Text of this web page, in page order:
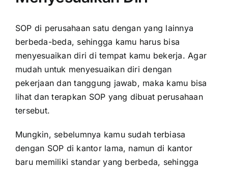
SOP di perusahaan satu dengan yang lainnya
berbeda-beda, sehingga kamu harus bisa
menyesuaikan diri di tempat kamu bekerja. Agar
mudah untuk menyesuaikan diri dengan
pekerjaan dan tanggung jawab, maka kamu bisa
lihat dan terapkan SOP yang dibuat perusahaan
tersebut.
Mungkin, sebelumnya kamu sudah terbiasa
dengan SOP di kantor lama, namun di kantor
baru memiliki standar yang berbeda, sehingga